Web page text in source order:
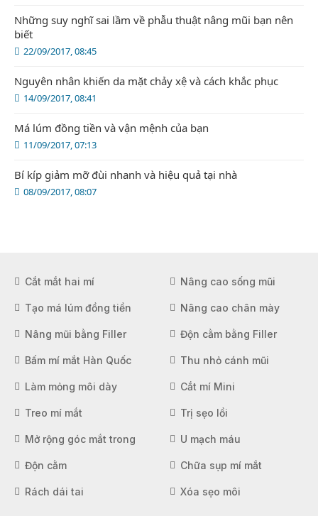
22/09/2017, 08:45
Những suy nghĩ sai lầm về phẫu thuật nâng mũi bạn nên
biết
14/09/2017, 08:41
Nguyên nhân khiến da mặt chảy xệ và cách khắc phục
11/09/2017, 07:13
Má lúm đồng tiền và vận mệnh của bạn
08/09/2017, 08:07
Bí kíp giảm mỡ đùi nhanh và hiệu quả tại nhà
Cắt mắt hai mí Nâng cao sống mũi
Tạo má lúm đồng tiền Nâng cao chân mày
Nâng mũi bằng Filler Độn cằm bằng Filler
Bấm mí mắt Hàn Quốc Thu nhỏ cánh mũi
Làm mỏng môi dày Cắt mí Mini
Treo mí mắt Trị sẹo lồi
Mở rộng góc mắt trong U mạch máu
Độn cằm Chữa sụp mí mắt
Rách dái tai Xóa sẹo môi